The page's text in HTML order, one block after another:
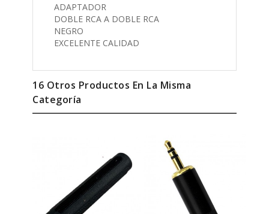
DOBLE RCA A DOBLE RCA
NEGRO
EXCELENTE CALIDAD
16 Otros Productos En La Misma
Categoría